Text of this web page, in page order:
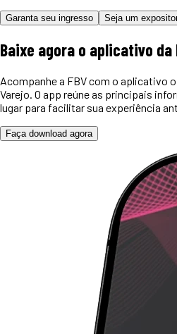
Garanta seu ingresso Seja um
Baixe agora o aplicativo da
Acompanhe a FBV com o aplicativo
Varejo. O app reúne as principais
lugar para facilitar sua experiência
Faça download agora